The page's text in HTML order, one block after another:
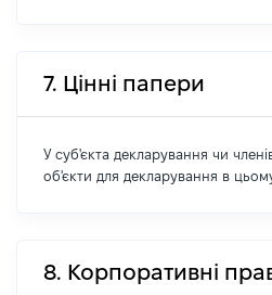
7. Цінні папери
У суб'єкта декларування чи членів
об'єкти для декларування в цьому
8. Корпоративні